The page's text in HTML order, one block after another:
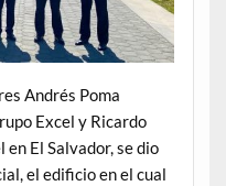
Andrés Poma
Excel y Ricardo
El Salvador, se dio
el edificio en el cual